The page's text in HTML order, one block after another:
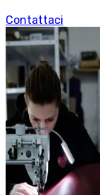
Contattaci